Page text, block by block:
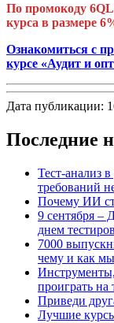
По промокоду 6QL
курса в размере
Ознакомиться с
курсе «Аудит и
Дата публикации:
Последние
Тест-анализ
требований
Почему ИИ
9 сентября –
днем
7000
чему и как
Инструменты,
проиграть на
Приведи
Лучшие